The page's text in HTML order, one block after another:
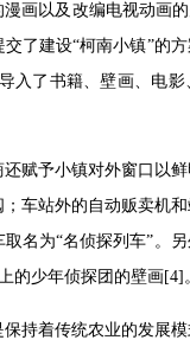
画以及改编电视动画
了建设“柯南小镇”的
入了书籍、壁画、电
赋予小镇对外窗口以
车站外的自动贩卖机
名为“名侦探列车”。
的少年侦探团的壁画[4]
持着传统农业的发展